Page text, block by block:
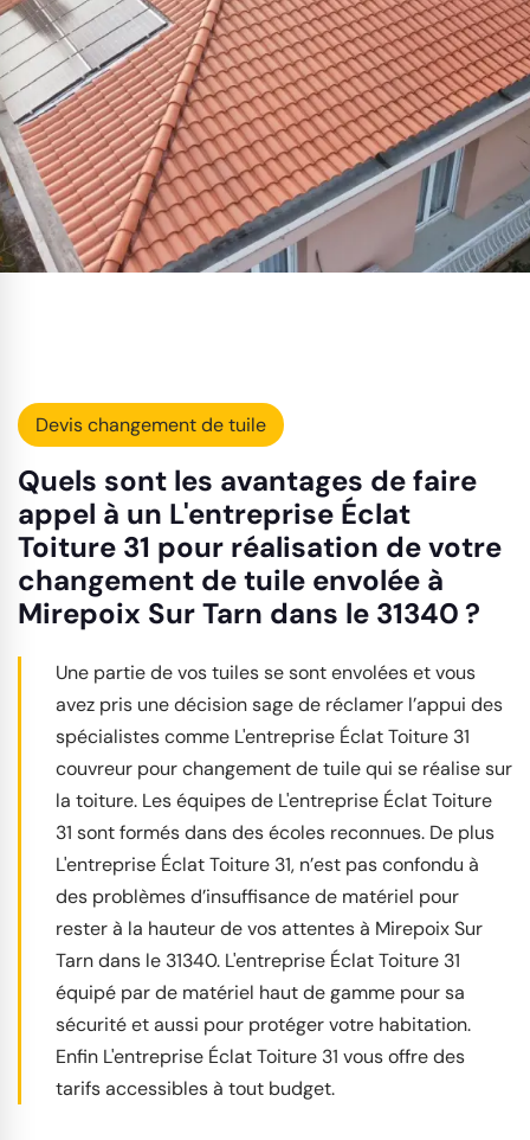
Devis changement de tuile
Quels sont les avantages de faire
appel à un L'entreprise Éclat
Toiture 31 pour réalisation de votre
changement de tuile envolée à
Mirepoix Sur Tarn dans le 31340 ?
Une partie de vos tuiles se sont envolées et vous
avez pris une décision sage de réclamer l’appui des
spécialistes comme L'entreprise Éclat Toiture 31
couvreur pour changement de tuile qui se réalise sur
la toiture. Les équipes de L'entreprise Éclat Toiture
31 sont formés dans des écoles reconnues. De plus
L'entreprise Éclat Toiture 31, n’est pas confondu à
des problèmes d’insuffisance de matériel pour
rester à la hauteur de vos attentes à Mirepoix Sur
Tarn dans le 31340. L'entreprise Éclat Toiture 31
équipé par de matériel haut de gamme pour sa
sécurité et aussi pour protéger votre habitation.
Enfin L'entreprise Éclat Toiture 31 vous offre des
tarifs accessibles à tout budget.